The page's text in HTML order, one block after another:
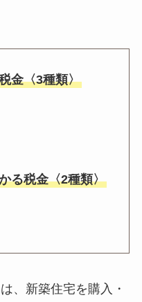
金〈3種類〉
る税金〈2種類〉
、新築住宅を購入・